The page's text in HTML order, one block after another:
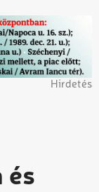
Hirdetés
és